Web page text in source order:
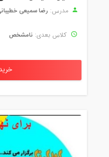
مدرس: رضا سمیعی
کلاس بعدی: نامشخص